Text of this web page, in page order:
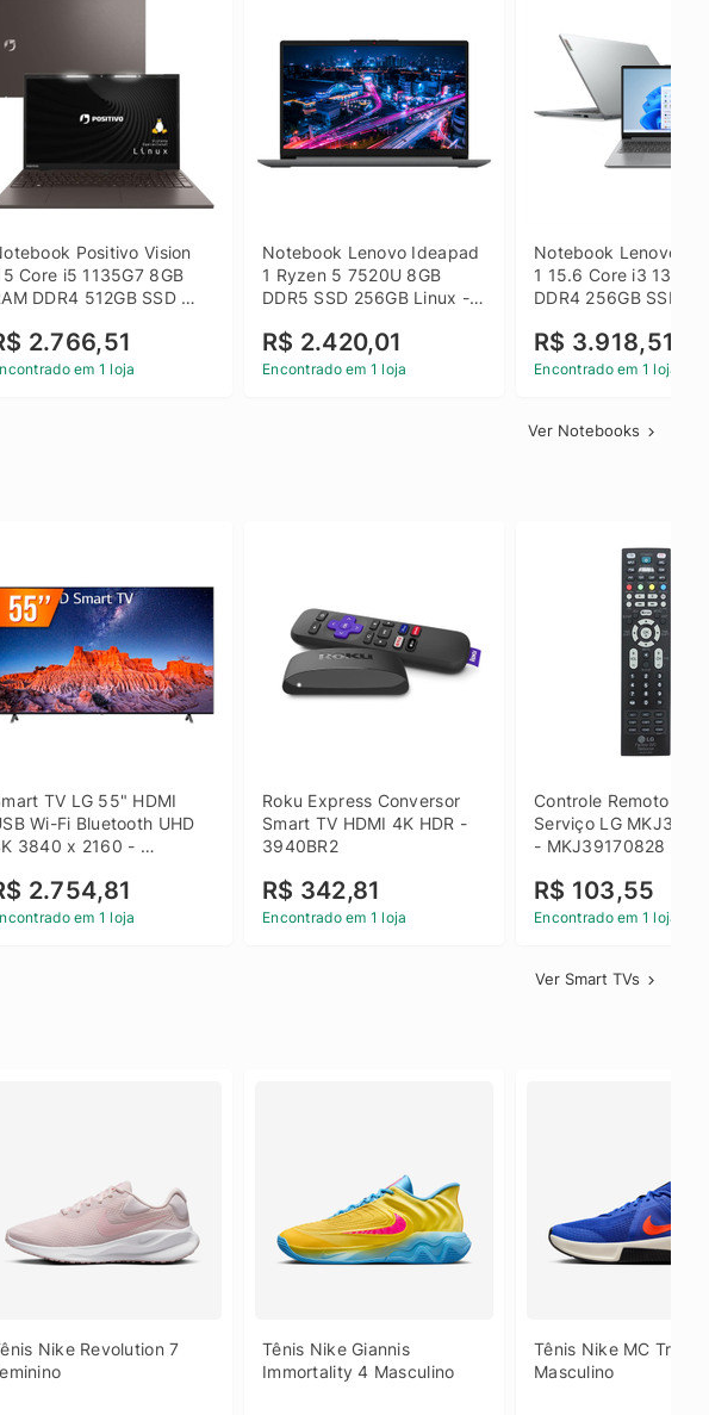
Positivo Vision
Core i5 1135G7 8GB
DDR4 512GB SSD
2.766,51
em 1 loja
Notebook Lenovo Ideapad
1 Ryzen 5 7520U 8GB
DDR5 SSD 256GB Linux -
R$ 2.420,01
Encontrado em 1 loja
Notebook Lenovo
1 15.6 Core i3 1315U
DDR4 256GB SSD
R$ 3.918,51
Encontrado em 1 loja
Ver Notebooks
TV LG 55" HDMI
Wi-Fi Bluetooth UHD
3840 x 2160 -
2.754,81
em 1 loja
Roku Express Conversor
Smart TV HDMI 4K HDR -
3940BR2
R$ 342,81
Encontrado em 1 loja
Controle Remoto de
Serviço LG
- MKJ39170828
R$ 103,55
Encontrado em 1 loja
Ver Smart TVs
Nike Revolution 7
Tênis Nike Giannis
Immortality 4 Masculino
Tênis Nike MC
Masculino